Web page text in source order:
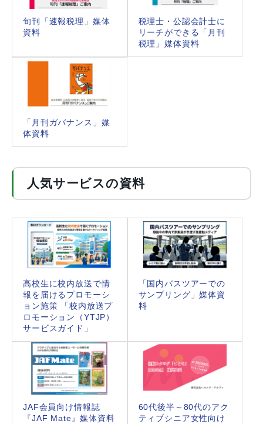
旬刊「速報税理」媒体
資料
税理士・公認会計士に
リーチができる「月刊
税理」媒体資料
「月刊ガバナンス」媒
体資料
人気サービスの資料
高校生に校内放送で情
報を届けるプロモーシ
ョン施策 「校内放送プ
ロモーション（YTJP）
サービスガイド」
「国内バスツアーでの
サンプリング」媒体資
料
JAF会員向け情報誌
『JAF Mate』媒体資料
60代後半～80代のアク
ティブシニア女性向け